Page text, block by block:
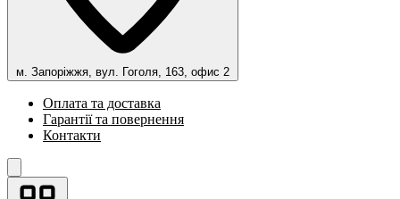
м. Запоріжжя, вул. Гоголя, 163, офис 2
Оплата та доставка
Гарантії та повернення
Контакти